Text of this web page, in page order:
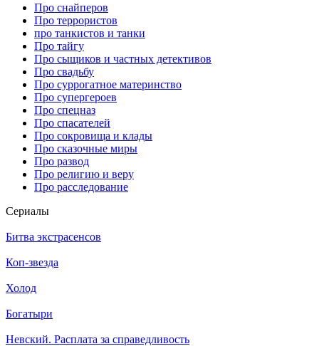
Про снайперов
Про террористов
про танкистов и танки
Про тайгу
Про сыщиков и частных детективов
Про свадьбу
Про суррогатное материнство
Про супергероев
Про спецназ
Про спасателей
Про сокровища и клады
Про сказочные миры
Про развод
Про религию и веру
Про расследование
Се­риа­лы
Битва экстрасенсов
Коп-звезда
Холод
Богатыри
Невский. Расплата за справедливость